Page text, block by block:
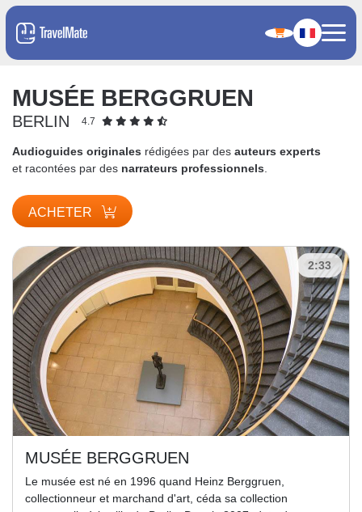
MUSÉE BERGGRUEN
BERLIN 4.7
Audioguides originales rédigées par des auteurs experts
et racontées par des narrateurs professionnels
ACHETER
2:33
MUSÉE BERGGRUEN
Le musée est né en 1996 quand Heinz Berggruen,
collectionneur et marchand d'art, céda sa collection